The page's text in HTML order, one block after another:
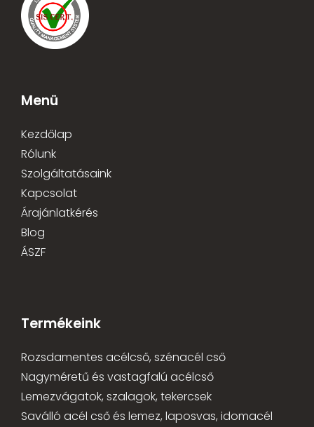
Menü
Kezdőlap
Rólunk
Szolgáltatásaink
Kapcsolat
Árajánlatkérés
Blog
ÁSZF
Termékeink
Rozsdamentes acélcső, szénacél cső
Nagyméretű és vastagfalú acélcső
Lemezvágatok, szalagok, tekercsek
Saválló acél cső és lemez, laposvas, idomacél